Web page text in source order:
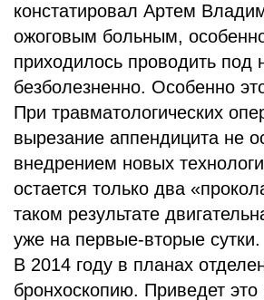
констатировал Артем
ожоговым больным,
приходилось проводить под
безболезненно. Особенно
При травматологических
вырезание аппендицита не
внедрением новых
остается только два
таком результате
уже на первые-вторые сутки.
В 2014 году в планах
бронхоскопию. Приведет